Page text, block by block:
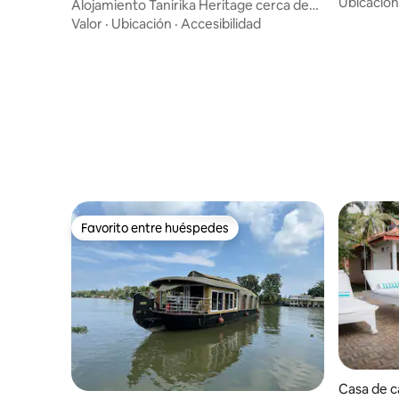
Alojamiento Tanirika Heritage cerca de
Kumarakom.
Valor · Ubicación · Accesibilidad
Favorito entre huéspedes
Favorito entre huéspedes
Casa de